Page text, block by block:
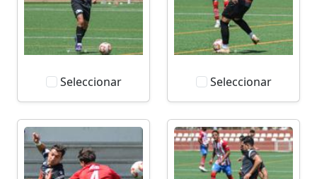
Seleccionar Seleccionar